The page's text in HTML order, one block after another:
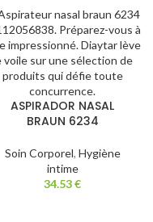
ASPIRADOR NASAL
BRAUN 6234
Soin Corporel, Hygiène
intime
34.53€